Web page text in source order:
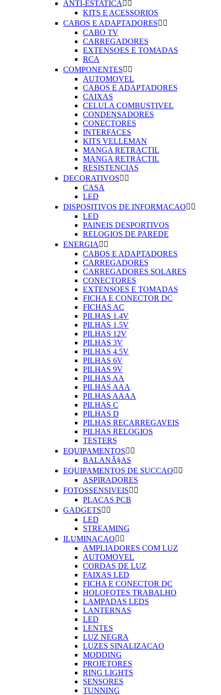
ANTI-ESTATICA  
KITS E ACESSORIOS
CABOS E ADAPTADORES 
CABO TV
CARREGADORES
EXTENSOES E TOMADAS
RCA
COMPONENTES 
AUTOMOVEL
CABOS E ADAPTADORES
CAIXAS
CELULA COMBUSTIVEL
CONDENSADORES
CONECTORES
INTERFACES
KITS VELLEMAN
MANGA RETRACTIL
MANGA RETRÁCTIL
RESISTENCIAS
DECORATIVOS 
CASA
LED
DISPOSITIVOS DE INFORMACAO 
LED
PAINEIS DESPORTIVOS
RELOGIOS DE PAREDE
ENERGIA  
CABOS E ADAPTADORES
CARREGADORES
CARREGADORES SOLARES
CONECTORES
EXTENSOES E TOMADAS
FICHA E CONECTOR DC
FICHAS AC
PILHAS 1.4V
PILHAS 1.5V
PILHAS 12V
PILHAS 3V
PILHAS 4.5V
PILHAS 6V
PILHAS 9V
PILHAS AA
PILHAS AAA
PILHAS AAAA
PILHAS C
PILHAS D
PILHAS RECARREGAVEIS
PILHAS RELOGIOS
TESTERS
EQUIPAMENTOS 
BALANÃ§AS
EQUIPAMENTOS DE SUCCAO 
ASPIRADORES
FOTOSSENSIVEIS 
PLACAS PCB
GADGETS 
LED
STREAMING
ILUMINACAO 
AMPLIADORES COM LUZ
AUTOMOVEL
CORDAS DE LUZ
FAIXAS LED
FICHA E CONECTOR DC
HOLOFOTES TRABALHO
LAMPADAS LEDS
LANTERNAS
LED
LENTES
LUZ NEGRA
LUZES SINALIZACAO
MODDING
PROJETORES
RING LIGHTS
SENSORES
TUNNING